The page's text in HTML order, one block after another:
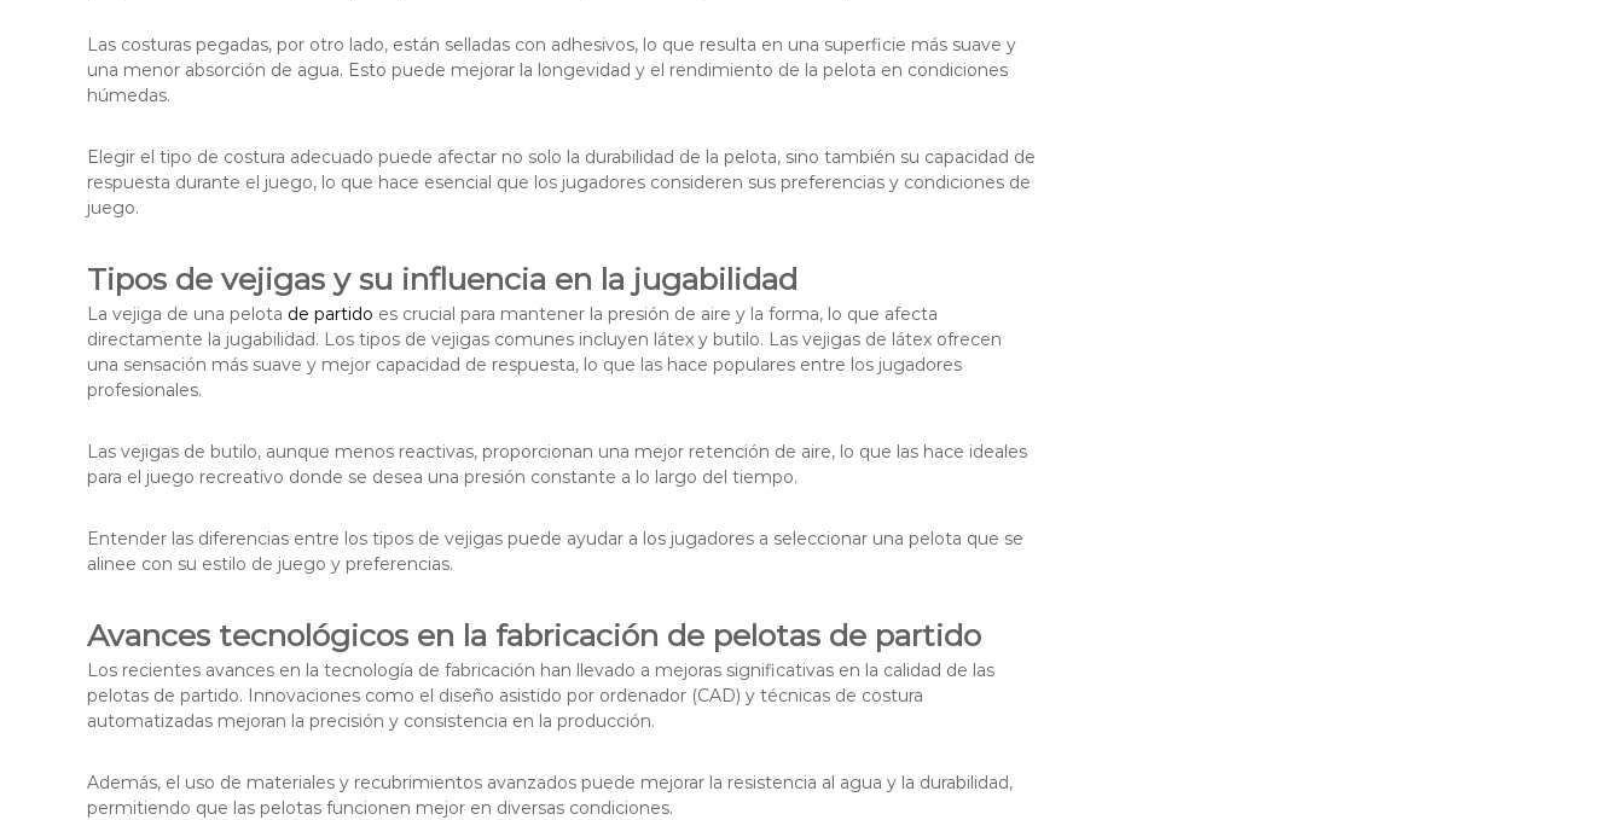
Las costuras pegadas, por otro lado, están selladas con adhesivos, lo que resulta en una superficie más suave y
una menor absorción de agua. Esto puede mejorar la longevidad y el rendimiento de la pelota en condiciones
húmedas.
Elegir el tipo de costura adecuado puede afectar no solo la durabilidad de la pelota, sino también su capacidad de
respuesta durante el juego, lo que hace esencial que los jugadores consideren sus preferencias y condiciones de
juego.
Tipos de vejigas y su influencia en la jugabilidad
La vejiga de una pelota de partido es crucial para mantener la presión de aire y la forma, lo que afecta
directamente la jugabilidad. Los tipos de vejigas comunes incluyen látex y butilo. Las vejigas de látex ofrecen
una sensación más suave y mejor capacidad de respuesta, lo que las hace populares entre los jugadores
profesionales.
Las vejigas de butilo, aunque menos reactivas, proporcionan una mejor retención de aire, lo que las hace ideales
para el juego recreativo donde se desea una presión constante a lo largo del tiempo.
Entender las diferencias entre los tipos de vejigas puede ayudar a los jugadores a seleccionar una pelota que se
alinee con su estilo de juego y preferencias.
Avances tecnológicos en la fabricación de pelotas de partido
Los recientes avances en la tecnología de fabricación han llevado a mejoras significativas en la calidad de las
pelotas de partido. Innovaciones como el diseño asistido por ordenador (CAD) y técnicas de costura
automatizadas mejoran la precisión y consistencia en la producción.
Además, el uso de materiales y recubrimientos avanzados puede mejorar la resistencia al agua y la durabilidad,
permitiendo que las pelotas funcionen mejor en diversas condiciones.